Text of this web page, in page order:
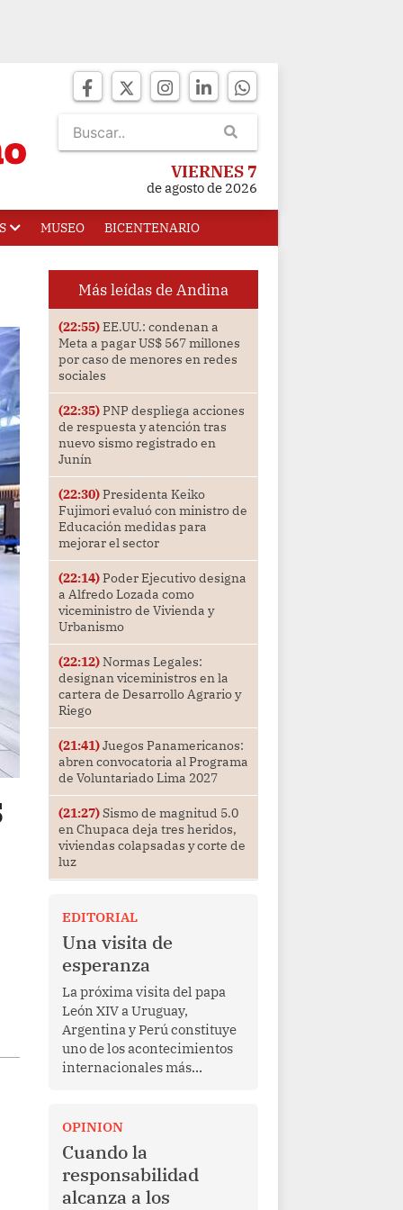
VIERNES 7
de agosto de 2026
MUSEO BICENTENARIO
Más leídas de Andina
(22:55)EE.UU.: condenan a
Meta a pagar US$ 567 millones
por caso de menores en redes
sociales
(22:35)PNP despliega acciones
de respuesta y atención tras
nuevo sismo registrado en
Junín
(22:30)Presidenta Keiko
Fujimori evaluó con ministro de
Educación medidas para
mejorar el sector
(22:14)Poder Ejecutivo designa
a Alfredo Lozada como
viceministro de Vivienda y
Urbanismo
(22:12)Normas Legales:
designan viceministros en la
cartera de Desarrollo Agrario y
Riego
(21:41)Juegos Panamericanos:
abren convocatoria al Programa
de Voluntariado Lima 2027
(21:27)Sismo de magnitud 5.0
en Chupaca deja tres heridos,
viviendas colapsadas y corte de
luz
EDITORIAL
Una visita de
esperanza
La próxima visita del papa
León XIV a Uruguay,
Argentina y Perú constituye
uno de los acontecimientos
internacionales más
Más allá de su dimensión
religiosa, esta gira
representa una oportunidad
para reafirmar el valor del
diálogo, fortalecer los
OPINION
Cuando la
responsabilidad
alcanza a los